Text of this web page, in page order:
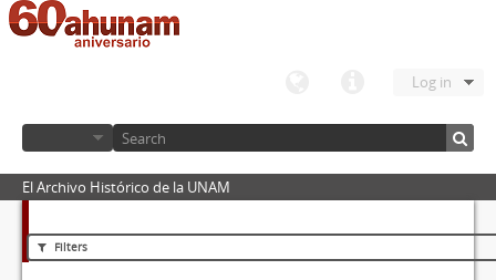
Log in
El Archivo Histórico de la UNAM
Filters